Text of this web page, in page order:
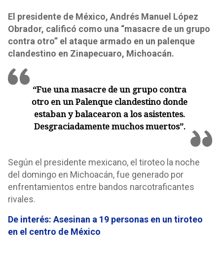
El presidente de México, Andrés Manuel López
Obrador, calificó como una “masacre de un grupo
contra otro” el ataque armado en un palenque
clandestino en Zinapecuaro, Michoacán.
“Fue una masacre de un grupo contra
otro en un Palenque clandestino donde
estaban y balacearon a los asistentes.
Desgraciadamente muchos muertos”.
Según el presidente mexicano, el tiroteo la noche
del domingo en Michoacán, fue generado por
enfrentamientos entre bandos narcotraficantes
rivales.
De interés: Asesinan a 19 personas en un tiroteo
en el centro de México